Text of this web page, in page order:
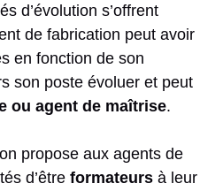
d’évolution s’offrent
de fabrication peut avoir
en fonction de son
son poste évoluer et peut
ou agent de maîtrise.
propose aux agents de
d’être formateurs à leur